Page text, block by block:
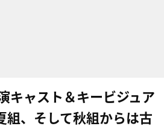
キャスト＆キービジュア
組、そして秋組からは古